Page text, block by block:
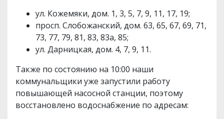
ул. Кожемяки, дом. 1, 3, 5, 7, 9, 11, 17, 19;
просп. Слобожанский, дом. 63, 65, 67, 69, 71,
73, 77, 79, 81, 83, 83а, 85;
ул. Дарницкая, дом. 4, 7, 9, 11.
Также по состоянию на 10:00 наши
коммунальщики уже запустили работу
повышающей насосной станции, поэтому
восстановлено водоснабжение по адресам: